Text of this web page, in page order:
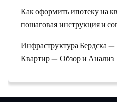
Как оформить ипотеку на
пошаговая инструкция и
Инфраструктура Бердска
Квартир — Обзор и Анализ